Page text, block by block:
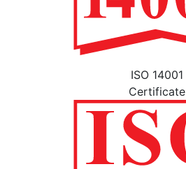
ISO 14001
Certificate